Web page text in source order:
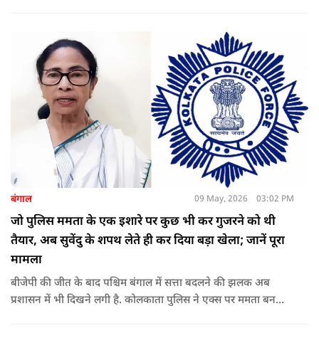
बंगाल 09 May, 2026 03:02 PM
जो पुलिस ममता के एक इशारे पर कुछ भी कर गुजरने को थी
तैयार, अब सुवेंदु के शपथ लेते ही कर दिया बड़ा खेला; जानें पूरा
मामला
बीजेपी की जीत के बाद पश्चिम बंगाल में सत्ता बदलने की झलक अब
प्रशासन में भी दिखने लगी है. कोलकाता पुलिस ने एक्स पर ममता बनर्जी